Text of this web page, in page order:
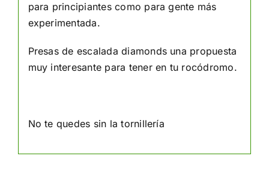
para principiantes como para gente más
experimentada.
Presas de escalada diamonds una propuesta
muy interesante para tener en tu rocódromo.
No te quedes sin latornillería